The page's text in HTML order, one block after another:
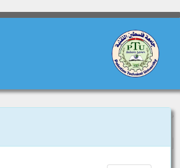
جامعة فلسطين التقنية خضوري
الهيئة التدريسية